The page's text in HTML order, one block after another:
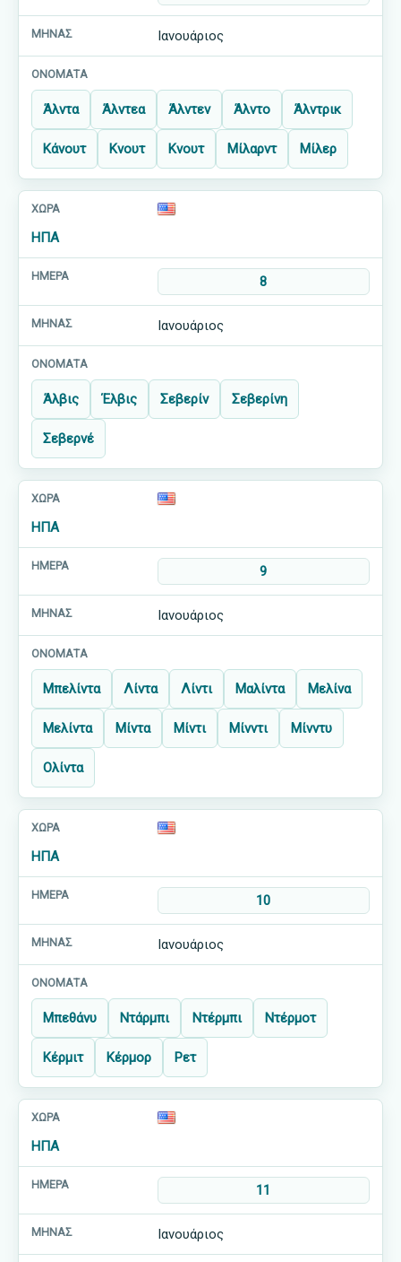
Ιανουάριος
Άλντα Άλντεα Άλντεν Άλντο Άλντρικ
Κάνουτ Κνουτ Κνουτ Μίλαρντ Μίλερ
ΗΠΑ
8
Ιανουάριος
Άλβις Έλβις Σεβερίν Σεβερίνη
Σεβερνέ
ΗΠΑ
9
Ιανουάριος
Μπελίντα Λίντα Λίντι Μαλίντα Μελίνα
Μελίντα Μίντα Μίντι Μίνντι Μίνντυ
Ολίντα
ΗΠΑ
10
Ιανουάριος
Μπεθάνυ Ντάρμπι Ντέρμπι Ντέρμοτ
Κέρμιτ Κέρμορ Ρετ
ΗΠΑ
11
Ιανουάριος